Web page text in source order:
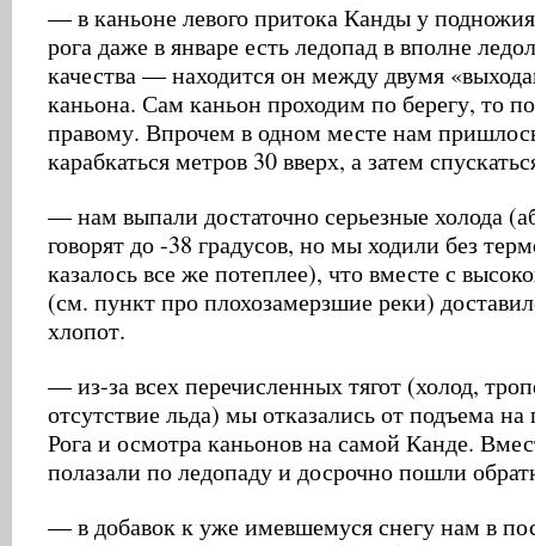
— в каньоне левого притока Канды у
рога даже в январе есть ледопад в вполне
качества — находится он между двумя
каньона. Сам каньон проходим по берегу, то
правому. Впрочем в одном месте нам
карабкаться метров 30 вверх, а затем
— нам выпали достаточно серьезные холода
говорят до -38 градусов, но мы ходили без
казалось все же потеплее), что вместе с
(см. пункт про плохозамерзшие реки)
хлопот.
— из-за всех перечисленных тягот (холод,
отсутствие льда) мы отказались от подъема
Рога и осмотра каньонов на самой Канде.
полазали по ледопаду и досрочно пошли
— в добавок к уже имевшемуся снегу нам в